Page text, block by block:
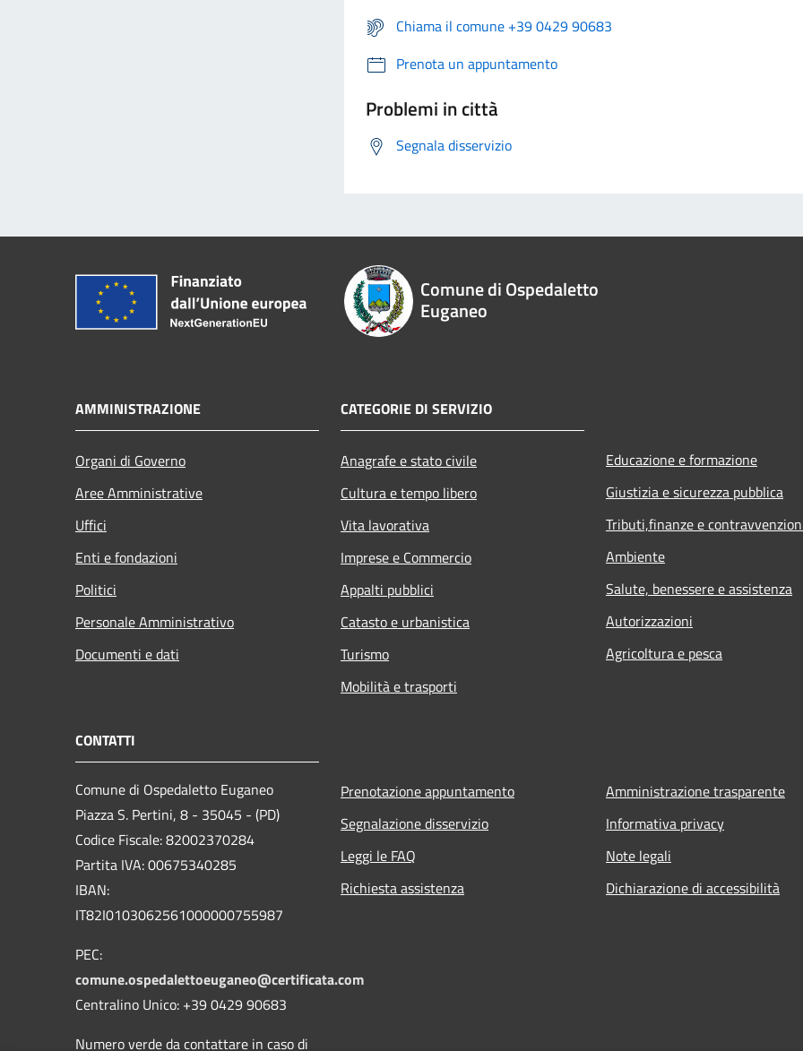
Chiama il comune +39 0429 90683
Prenota un appuntamento
Problemi in città
Segnala disservizio
Comune di Ospedaletto
Euganeo
AMMINISTRAZIONE
Organi di Governo
Aree Amministrative
Uffici
Enti e fondazioni
Politici
Personale Amministrativo
Documenti e dati
CATEGORIE DI SERVIZIO
Anagrafe e stato civile
Cultura e tempo libero
Vita lavorativa
Imprese e Commercio
Appalti pubblici
Catasto e urbanistica
Turismo
Mobilità e trasporti
Educazione e formazione
Giustizia e sicurezza pubblica
Tributi,finanze e
Ambiente
Salute, benessere e assistenza
Autorizzazioni
Agricoltura e pesca
CONTATTI
Comune di Ospedaletto Euganeo
Piazza S. Pertini, 8 - 35045 - (PD)
Codice Fiscale: 82002370284
Partita IVA: 00675340285
IBAN:
IT82I0103062561000000755987
PEC:
comune.ospedalettoeuganeo@certificata.com
Centralino Unico: +39 0429 90683
Numero verde da contattare in caso di
Prenotazione appuntamento
Segnalazione disservizio
Leggi le FAQ
Richiesta assistenza
Amministrazione trasparente
Informativa privacy
Note legali
Dichiarazione di accessibilità